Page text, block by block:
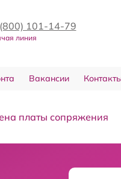
101-14-79
линия
Вакансии
платы сопряжения